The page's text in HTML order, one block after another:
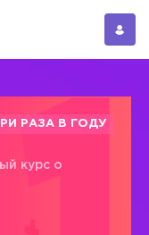
РАЗА В ГОДУ
курс о